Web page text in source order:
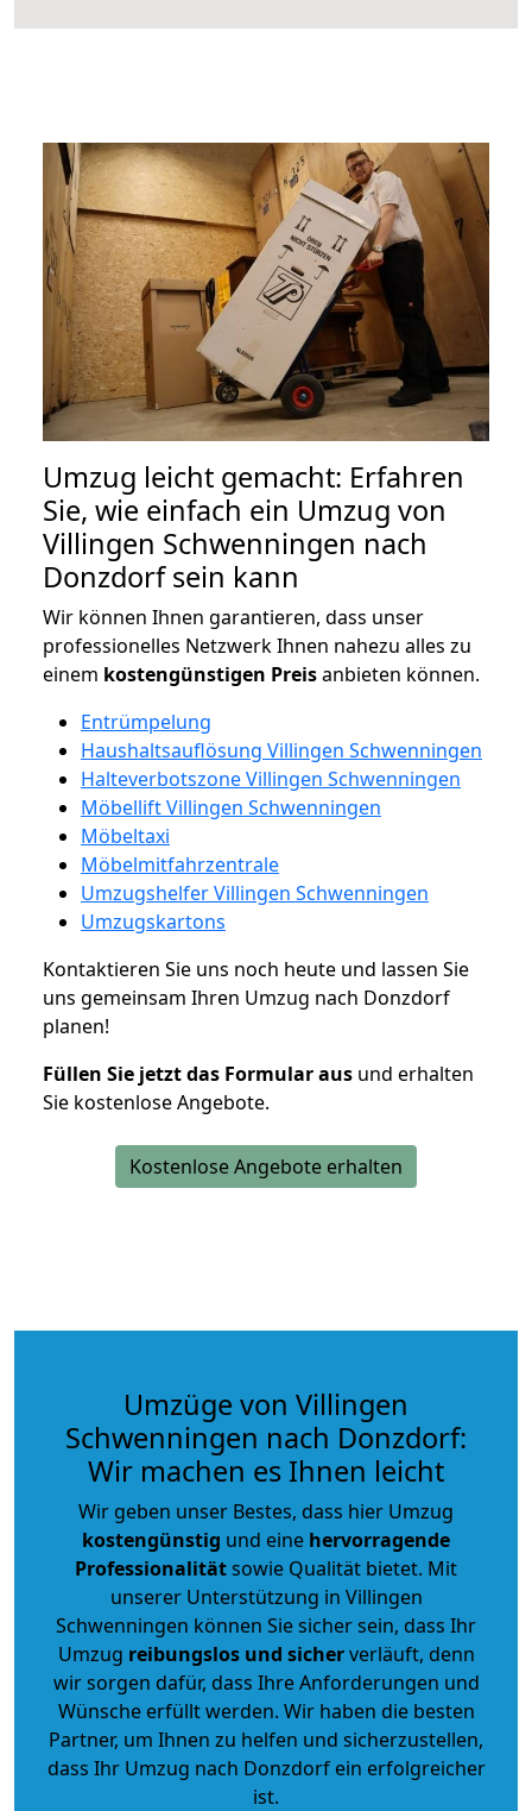
Umzug leicht gemacht: Erfahren
Sie, wie einfach ein Umzug von
Villingen Schwenningen nach
Donzdorf sein kann
Wir können Ihnen garantieren, dass unser
professionelles Netzwerk Ihnen nahezu alles zu
einem kostengünstigen Preisanbieten können.
Entrümpelung
Haushaltsauflösung Villingen Schwenningen
Halteverbotszone Villingen Schwenningen
Möbellift Villingen Schwenningen
Möbeltaxi
Möbelmitfahrzentrale
Umzugshelfer Villingen Schwenningen
Umzugskartons
Kontaktieren Sie uns noch heute und lassen Sie
uns gemeinsam Ihren Umzug nach Donzdorf
planen!
Füllen Sie jetzt das Formular aus und erhalten
Sie kostenlose Angebote.
Kostenlose Angebote erhalten
Umzüge von Villingen
Schwenningen nach Donzdorf:
Wir machen es Ihnen leicht
Wir geben unser Bestes, dass hier Umzug
kostengünstig und eine hervorragende
Professionalitätsowie Qualität bietet. Mit
unserer Unterstützung in Villingen
Schwenningen können Sie sicher sein, dass Ihr
Umzug reibungslos und sicherverläuft, denn
wir sorgen dafür, dass Ihre Anforderungen und
Wünsche erfüllt werden. Wir haben die besten
Partner, um Ihnen zu helfen und sicherzustellen,
dass Ihr Umzug nach Donzdorf ein erfolgreicher
ist.